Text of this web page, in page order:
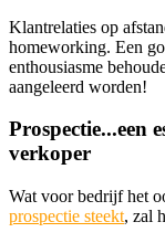
Klantrelaties op
homeworking. Een
enthousiasme
aangeleerd worden!
Prospectie...een
verkoper
Wat voor bedrijf het
prospectie steekt, zal